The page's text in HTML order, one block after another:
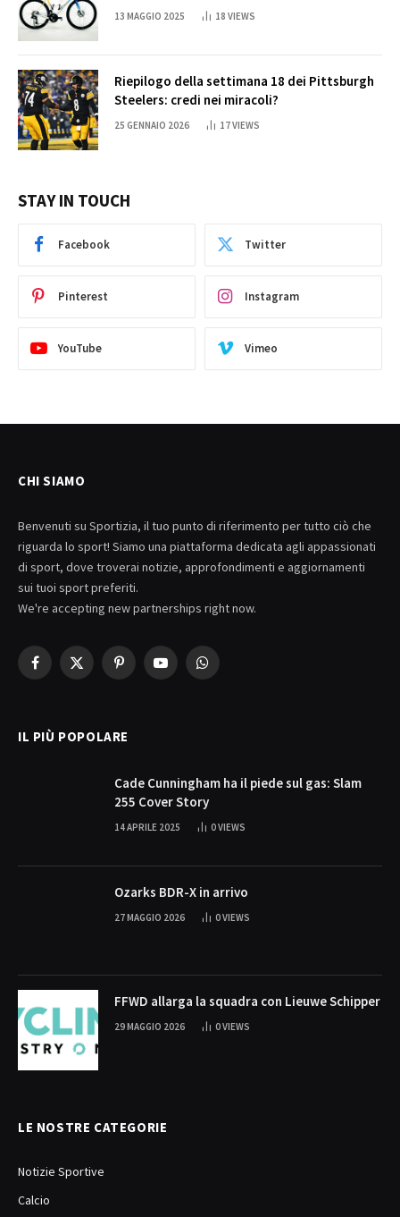
13 MAGGIO 2025 18 VIEWS
Riepilogo della settimana 18 dei Pittsburgh
Steelers: credi nei miracoli?
25 GENNAIO 2026 17VIEWS
STAY IN TOUCH
Facebook Twitter
Pinterest Instagram
YouTube Vimeo
CHI SIAMO
Benvenuti su Sportizia, il tuo punto di riferimento per tutto ciò che
riguarda lo sport! Siamo una piattaforma dedicata agli appassionati
di sport, dove troverai notizie, approfondimenti e aggiornamenti
sui tuoi sport preferiti.
We're accepting new partnerships right now.
Facebook
X
PinterestYouTubeWhatsApp
IL PIÙ POPOLARE
Cade Cunningham ha il piede sul gas: Slam
255 Cover Story
14 APRILE 2025 0VIEWS
Ozarks BDR-X in arrivo
27 MAGGIO 2026 0VIEWS
FFWD allarga la squadra con Lieuwe Schipper
29 MAGGIO 2026 0VIEWS
LE NOSTRE CATEGORIE
Notizie Sportive
Calcio